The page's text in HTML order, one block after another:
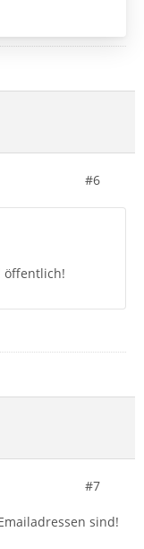
#6
öffentlich!
#7
sind!